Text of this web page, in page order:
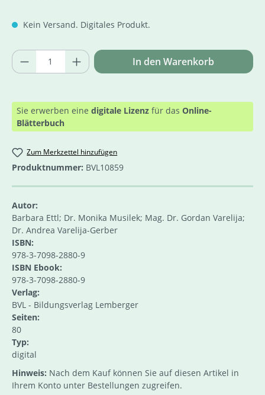
Kein Versand. Digitales Produkt.
Produkt Anzahl: Gib den gewünschten
In den Warenkorb
Sie erwerben eine digitale Lizenz für das Online-
Blätterbuch
Zum Merkzettel hinzufügen
Produktnummer: BVL10859
Autor:
Barbara Ettl; Dr. Monika Musilek; Mag. Dr. Gordan Varelija;
Dr. Andrea Varelija-Gerber
ISBN:
978-3-7098-2880-9
ISBN Ebook:
978-3-7098-2880-9
Verlag:
BVL - Bildungsverlag Lemberger
Seiten:
80
Typ:
digital
Hinweis: Nach dem Kauf können Sie auf diesen Artikel in
Ihrem Konto unter Bestellungen zugreifen.